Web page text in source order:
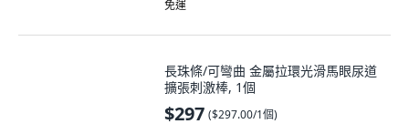
免運
長珠條/可彎曲 金屬拉環光滑馬眼尿道
擴張刺激棒, 1個
$297 ($297.00/1個)